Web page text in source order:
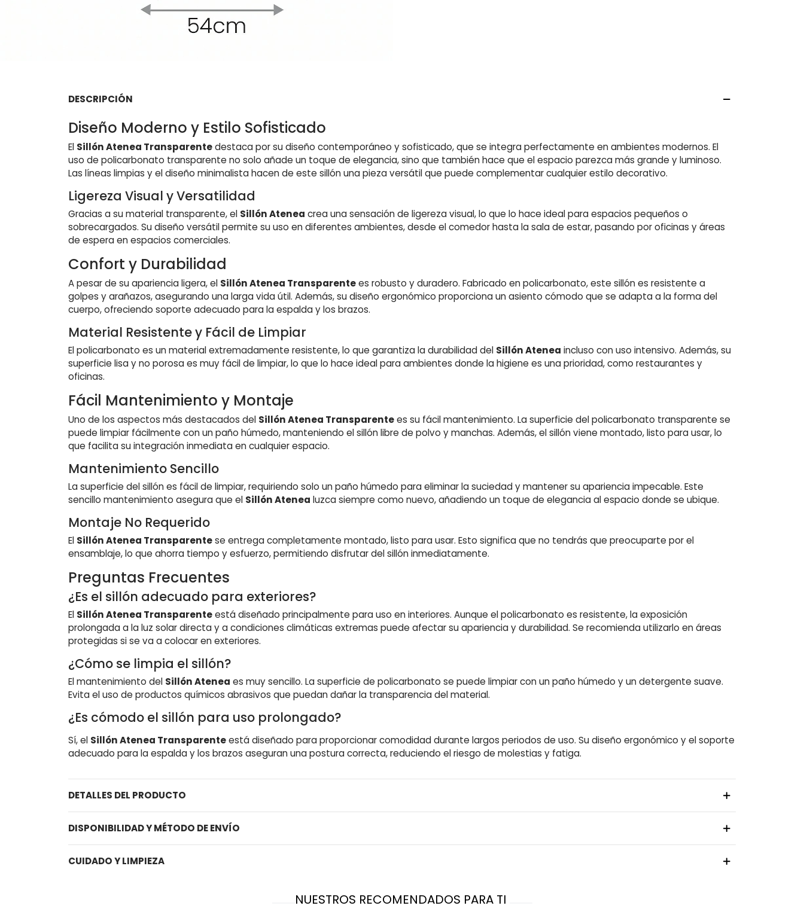
DESCRIPCIÓN
Diseño Moderno y Estilo Sofisticado
El Sillón Atenea Transparentedestaca por su diseño contemporáneo y sofisticado, que se integra perfectamente en ambientes modernos. El
uso de policarbonato transparente no solo añade un toque de elegancia, sino que también hace que el espacio parezca más grande y luminoso.
Las líneas limpias y el diseño minimalista hacen de este sillón una pieza versátil que puede complementar cualquier estilo decorativo.
Ligereza Visual y Versatilidad
Gracias a su material transparente, el Sillón Atenea crea una sensación de ligereza visual, lo que lo hace ideal para espacios pequeños o
sobrecargados. Su diseño versátil permite su uso en diferentes ambientes, desde el comedor hasta la sala de estar, pasando por oficinas y áreas
de espera en espacios comerciales.
Confort y Durabilidad
A pesar de su apariencia ligera, el Sillón Atenea Transparentees robusto y duradero. Fabricado en policarbonato, este sillón es resistente a
golpes y arañazos, asegurando una larga vida útil. Además, su diseño ergonómico proporciona un asiento cómodo que se adapta a la forma del
cuerpo, ofreciendo soporte adecuado para la espalda y los brazos.
Material Resistente y Fácil de Limpiar
El policarbonato es un material extremadamente resistente, lo que garantiza la durabilidad del Sillón Atenea incluso con uso intensivo. Además, su
superficie lisa y no porosa es muy fácil de limpiar, lo que lo hace ideal para ambientes donde la higiene es una prioridad, como restaurantes y
oficinas.
Fácil Mantenimiento y Montaje
Uno de los aspectos más destacados del Sillón Atenea Transparentees su fácil mantenimiento. La superficie del policarbonato transparente se
puede limpiar fácilmente con un paño húmedo, manteniendo el sillón libre de polvo y manchas. Además, el sillón viene montado, listo para usar, lo
que facilita su integración inmediata en cualquier espacio.
Mantenimiento Sencillo
La superficie del sillón es fácil de limpiar, requiriendo solo un paño húmedo para eliminar la suciedad y mantener su apariencia impecable. Este
sencillo mantenimiento asegura que el Sillón Atenea luzca siempre como nuevo, añadiendo un toque de elegancia al espacio donde se ubique.
Montaje No Requerido
El Sillón Atenea Transparentese entrega completamente montado, listo para usar. Esto significa que no tendrás que preocuparte por el
ensamblaje, lo que ahorra tiempo y esfuerzo, permitiendo disfrutar del sillón inmediatamente.
Preguntas Frecuentes
¿Es el sillón adecuado para exteriores?
El Sillón Atenea Transparenteestá diseñado principalmente para uso en interiores. Aunque el policarbonato es resistente, la exposición
prolongada a la luz solar directa y a condiciones climáticas extremas puede afectar su apariencia y durabilidad. Se recomienda utilizarlo en áreas
protegidas si se va a colocar en exteriores.
¿Cómo se limpia el sillón?
El mantenimiento del Sillón Atenea es muy sencillo. La superficie de policarbonato se puede limpiar con un paño húmedo y un detergente suave.
Evita el uso de productos químicos abrasivos que puedan dañar la transparencia del material.
¿Es cómodo el sillón para uso prolongado?
Sí, el Sillón Atenea Transparenteestá diseñado para proporcionar comodidad durante largos periodos de uso. Su diseño ergonómico y el soporte
adecuado para la espalda y los brazos aseguran una postura correcta, reduciendo el riesgo de molestias y fatiga.
DETALLES DEL PRODUCTO
DISPONIBILIDAD Y MÉTODO DE ENVÍO
CUIDADO Y LIMPIEZA
NUESTROS RECOMENDADOS PARA TI